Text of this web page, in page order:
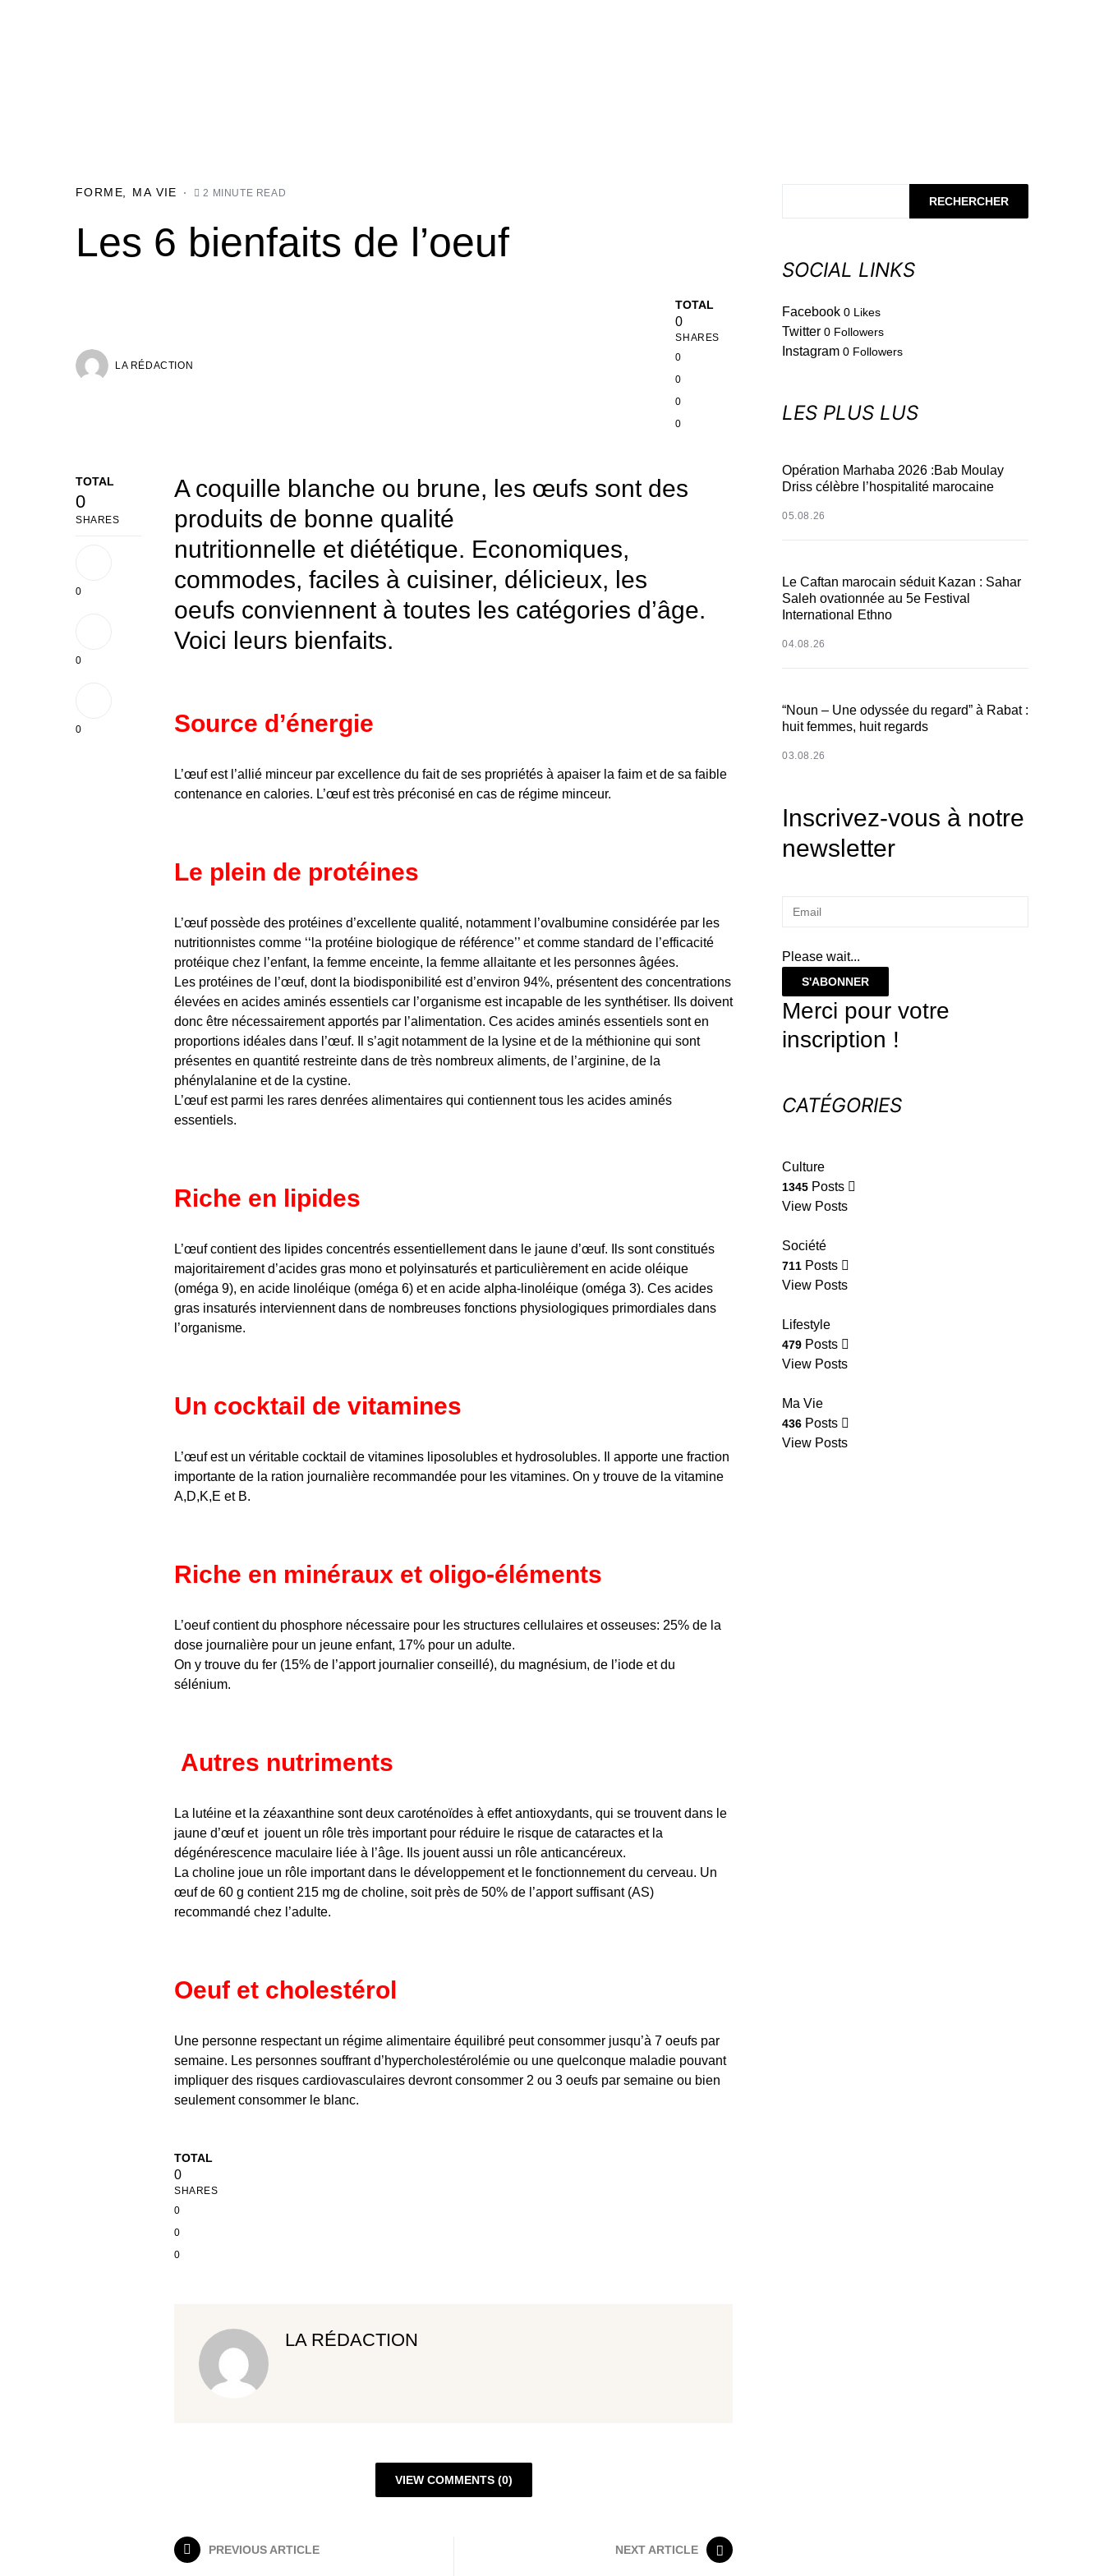
FORME MA VIE 2 MINUTE READ
Les 6 bienfaits de l’oeuf
LA RÉDACTION
TOTAL
0
SHARES
0
0
0
0
TOTAL
0
SHARES
0
0
0
A coquille blanche ou brune, les œufs sont des
produits de bonne qualité
nutritionnelle et diététique. Economiques,
commodes, faciles à cuisiner, délicieux, les
oeufs conviennent à toutes les catégories d’âge.
Voici leurs bienfaits.
Source d’énergie
L’œuf est l’allié minceur par excellence du fait de ses propriétés à apaiser la faim et de sa faible
contenance en calories. L’œuf est très préconisé en cas de régime minceur.
Le plein de protéines
L’œuf possède des protéines d’excellente qualité, notamment l’ovalbumine considérée par les
nutritionnistes comme ‘‘la protéine biologique de référence’’ et comme standard de l’efficacité
protéique chez l’enfant, la femme enceinte, la femme allaitante et les personnes âgées.
Les protéines de l’œuf, dont la biodisponibilité est d’environ 94%, présentent des concentrations
élevées en acides aminés essentiels car l’organisme est incapable de les synthétiser. Ils doivent
donc être nécessairement apportés par l’alimentation. Ces acides aminés essentiels sont en
proportions idéales dans l’œuf. Il s’agit notamment de la lysine et de la méthionine qui sont
présentes en quantité restreinte dans de très nombreux aliments, de l’arginine, de la
phénylalanine et de la cystine.
L’œuf est parmi les rares denrées alimentaires qui contiennent tous les acides aminés
essentiels.
Riche en lipides
L’œuf contient des lipides concentrés essentiellement dans le jaune d’œuf. Ils sont constitués
majoritairement d’acides gras mono et polyinsaturés et particulièrement en acide oléique
(oméga 9), en acide linoléique (oméga 6) et en acide alpha-linoléique (oméga 3). Ces acides
gras insaturés interviennent dans de nombreuses fonctions physiologiques primordiales dans
l’organisme.
Un cocktail de vitamines
L’œuf est un véritable cocktail de vitamines liposolubles et hydrosolubles. Il apporte une fraction
importante de la ration journalière recommandée pour les vitamines. On y trouve de la vitamine
A,D,K,E et B.
Riche en minéraux et oligo-éléments
L’oeuf contient du phosphore nécessaire pour les structures cellulaires et osseuses: 25% de la
dose journalière pour un jeune enfant, 17% pour un adulte.
On y trouve du fer (15% de l’apport journalier conseillé), du magnésium, de l’iode et du
sélénium.
Autres nutriments
La lutéine et la zéaxanthine sont deux caroténoïdes à effet antioxydants, qui se trouvent dans le
jaune d’œuf et jouent un rôle très important pour réduire le risque de cataractes et la
dégénérescence maculaire liée à l’âge. Ils jouent aussi un rôle anticancéreux.
La choline joue un rôle important dans le développement et le fonctionnement du cerveau. Un
œuf de 60 g contient 215 mg de choline, soit près de 50% de l’apport suffisant (AS)
recommandé chez l’adulte.
Oeuf et cholestérol
Une personne respectant un régime alimentaire équilibré peut consommer jusqu’à 7 oeufs par
semaine. Les personnes souffrant d’hypercholestérolémie ou une quelconque maladie pouvant
impliquer des risques cardiovasculaires devront consommer 2 ou 3 oeufs par semaine ou bien
seulement consommer le blanc.
TOTAL
0
SHARES
0
0
0
LA RÉDACTION
VIEW COMMENTS (0)
PREVIOUS ARTICLE NEXT ARTICLE
RECHERCHER
SOCIAL LINKS
Facebook 0 Likes
Twitter 0 Followers
Instagram 0 Followers
LES PLUS LUS
Opération Marhaba 2026 :Bab Moulay
Driss célèbre l’hospitalité marocaine
05.08.26
Le Caftan marocain séduit Kazan : Sahar
Saleh ovationnée au 5e Festival
International Ethno
04.08.26
“Noun – Une odyssée du regard” à Rabat :
huit femmes, huit regards
03.08.26
Inscrivez-vous à notre
newsletter
Please wait...
S'ABONNER
Merci pour votre
inscription !
CATÉGORIES
Culture
1345 Posts
View Posts
Société
711 Posts
View Posts
Lifestyle
479 Posts
View Posts
Ma Vie
436 Posts
View Posts